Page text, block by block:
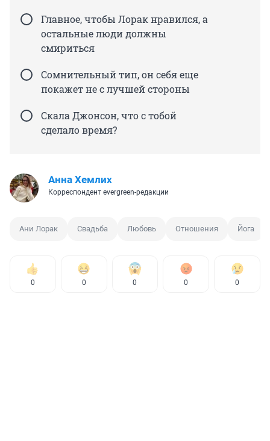
Главное, чтобы Лорак нравился, а
остальные люди должны
смириться
Сомнительный тип, он себя еще
покажет не с лучшей стороны
Скала Джонсон, что с тобой
сделало время?
Анна Хемлих
Корреспондент evergreen-редакции
Ани Лорак Свадьба Любовь Отношения Йога
0 0 0 0 0